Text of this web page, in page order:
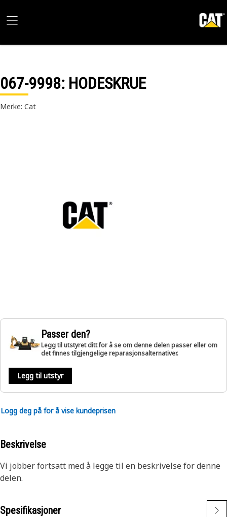
067-9998: HODESKRUE
Merke: Cat
Passer den?
Legg til utstyret ditt for å se om denne delen passer eller om
det finnes tilgjengelige reparasjonsalternativer.
Legg til utstyr
Logg deg på for å vise kundeprisen
Beskrivelse
Vi jobber fortsatt med å legge til en beskrivelse for denne
delen.
Spesifikasjoner